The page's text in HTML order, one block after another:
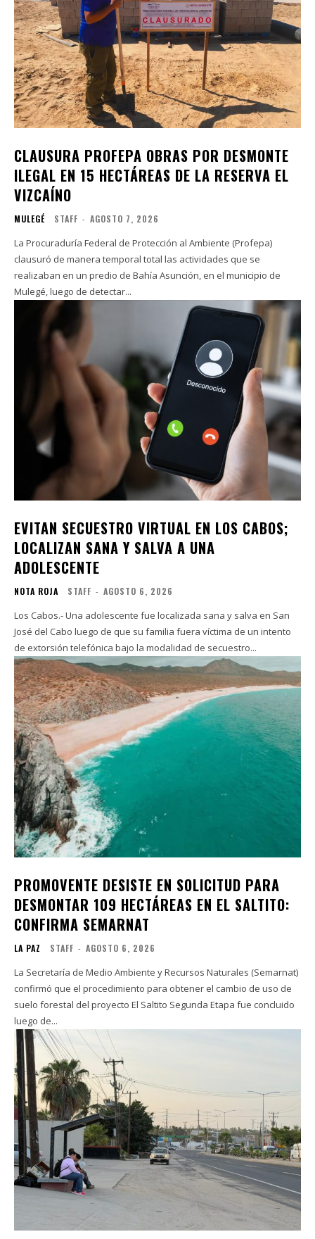
CLAUSURA PROFEPA OBRAS POR DESMONTE
ILEGAL EN 15 HECTÁREAS DE LA RESERVA EL
VIZCAÍNO
MULEGÉ STAFF - AGOSTO 7, 2026
La Procuraduría Federal de Protección al Ambiente (Profepa)
clausuró de manera temporal total las actividades que se
realizaban en un predio de Bahía Asunción, en el municipio de
Mulegé, luego de detectar...
EVITAN SECUESTRO VIRTUAL EN LOS CABOS;
LOCALIZAN SANA Y SALVA A UNA
ADOLESCENTE
NOTA ROJA STAFF - AGOSTO 6, 2026
Los Cabos.- Una adolescente fue localizada sana y salva en San
José del Cabo luego de que su familia fuera víctima de un intento
de extorsión telefónica bajo la modalidad de secuestro...
PROMOVENTE DESISTE EN SOLICITUD PARA
DESMONTAR 109 HECTÁREAS EN EL SALTITO:
CONFIRMA SEMARNAT
LA PAZ STAFF - AGOSTO 6, 2026
La Secretaría de Medio Ambiente y Recursos Naturales (Semarnat)
confirmó que el procedimiento para obtener el cambio de uso de
suelo forestal del proyecto El Saltito Segunda Etapa fue concluido
luego de...